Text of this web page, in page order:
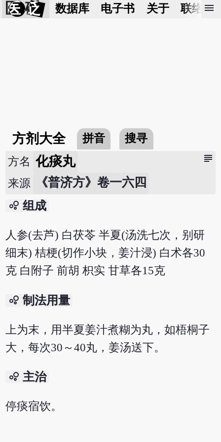
医 砭 数据库 电子书 关于 联络我
menu
方剂大全 拼音 搜寻
subject
方名 化痰丸
来源 《普济方》卷一六四
bubble_chart 组成
人参(去芦) 白茯苓 半夏(汤洗七次，别研
细末) 桔梗(切作小块，姜汁浸) 白术各30
克 白附子 前胡 枳实 甘草各15克
bubble_chart 制法用量
上为末，用半夏姜汁煮糊为丸，如梧桐子
大，每次30～40丸，姜汤送下。
bubble_chart 主治
停痰宿饮。